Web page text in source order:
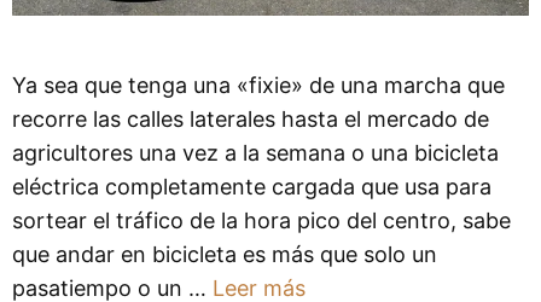
Ya sea que tenga una «fixie» de una marcha que
recorre las calles laterales hasta el mercado de
agricultores una vez a la semana o una bicicleta
eléctrica completamente cargada que usa para
sortear el tráfico de la hora pico del centro, sabe
que andar en bicicleta es más que solo un
pasatiempo o un … Leer más